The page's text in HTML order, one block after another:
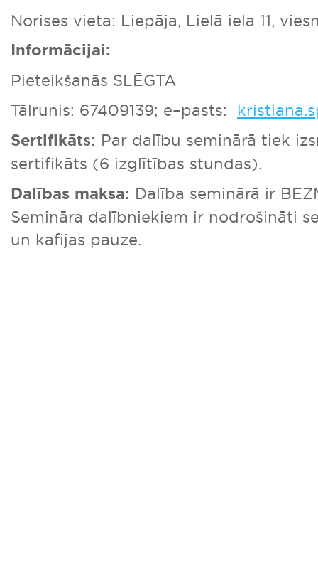
Norises vieta: Liepāja, Lielā iela 11,
Informācijai:
Pieteikšanās SLĒGTA
Tālrunis: 67409139; e–pasts:
Sertifikāts: Par dalību seminārā tiek
sertifikāts (6 izglītības stundas).
Dalības maksa: Dalība seminārā ir
Semināra dalībniekiem ir nodrošināti
un kafijas pauze.